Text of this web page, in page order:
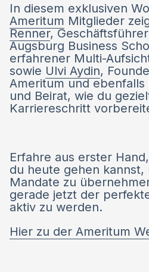
In diesem exklusiven
Ameritum Mitglieder
Renner,
Augsburg Business
erfahrener Multi-
sowie Ulvi Aydin,
Ameritum und
und Beirat, wie du
Karriereschritt
Erfahre aus erster
du heute gehen kannst,
Mandate zu
gerade jetzt der
aktiv zu werden.
Hier zu der Ameritum